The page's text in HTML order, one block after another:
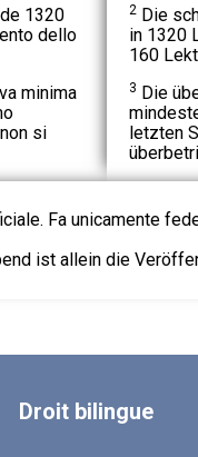
1320
dello
minima
si
2Die
in 1320
160
3 Die
letzten
Fa unicamente
ist allein die
Droit bilingue